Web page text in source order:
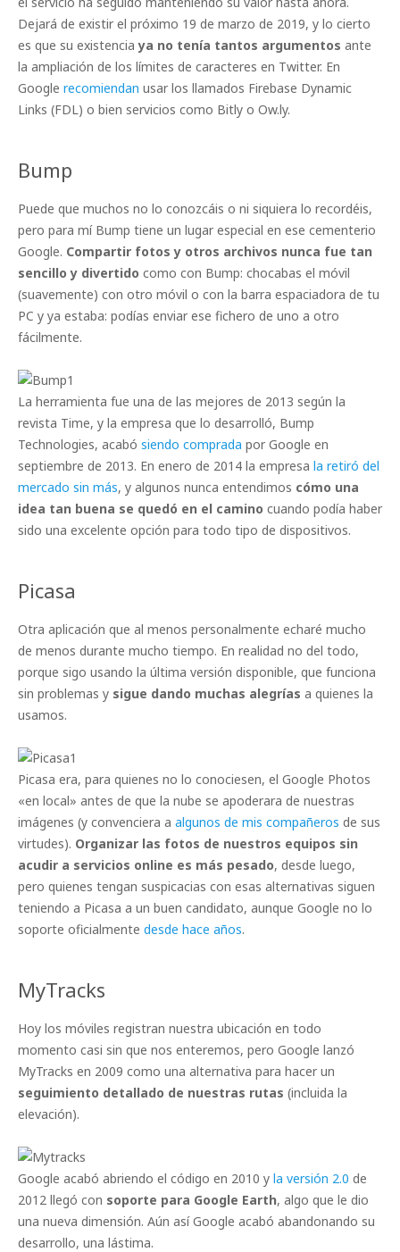
Dejará de existir el próximo 19 de marzo de 2019, y lo cierto
es que su existenciaya no tenía tantos argumentos ante
la ampliación de los límites de caracteres en Twitter. En
Google recomiendan usar los llamados Firebase Dynamic
Links (FDL) o bien servicios como Bitly o Ow.ly.
Bump
Puede que muchos no lo conozcáis o ni siquiera lo recordéis,
pero para mí Bump tiene un lugar especial en ese cementerio
Google. Compartir fotos y otros archivos nunca fue tan
sencillo y divertido como con Bump: chocabas el móvil
(suavemente) con otro móvil o con la barra espaciadora de tu
PC y ya estaba: podías enviar ese fichero de uno a otro
fácilmente.
La herramienta fue una de las mejores de 2013 según la
revista Time, y la empresa que lo desarrolló, Bump
Technologies, acabó siendo comprada por Google en
septiembre de 2013. En enero de 2014 la empresa la retiró del
mercado sin más, y algunos nunca entendimos cómo una
idea tan buena se quedó en el camino cuando podía haber
sido una excelente opción para todo tipo de dispositivos.
Picasa
Otra aplicación que al menos personalmente echaré mucho
de menos durante mucho tiempo. En realidad no del todo,
porque sigo usando la última versión disponible, que funciona
sin problemas y sigue dando muchas alegrías a quienes la
usamos.
Picasa era, para quienes no lo conociesen, el Google Photos
«en local» antes de que la nube se apoderara de nuestras
imágenes (y convenciera a algunos de mis compañeros de sus
virtudes). Organizar las fotos de nuestros equipos sin
acudir a servicios online es más pesado, desde luego,
pero quienes tengan suspicacias con esas alternativas siguen
teniendo a Picasa a un buen candidato, aunque Google no lo
soporte oficialmente desde hace años.
MyTracks
Hoy los móviles registran nuestra ubicación en todo
momento casi sin que nos enteremos, pero Google lanzó
MyTracks en 2009 como una alternativa para hacer un
seguimiento detallado de nuestras rutas (incluida la
elevación).
Google acabó abriendo el código en 2010 y la versión 2.0 de
2012 llegó con soporte para Google Earth, algo que le dio
una nueva dimensión. Aún así Google acabó abandonando su
desarrollo, una lástima.